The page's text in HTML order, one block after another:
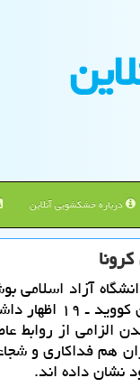
درباره خشکشویی آنلاین
آزاد اسلامی
با برشمردن جنبه های تلخ و شیرین
الزامی از روابط
هم فداكاری و
نشان داده اند.